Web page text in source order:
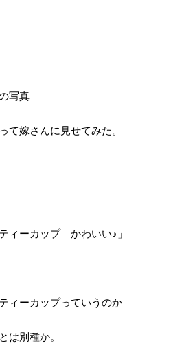
写真
て嫁さんに見せてみた。
ティーカップ かわいい♪」
ィーカップっていうのか
は別種か。